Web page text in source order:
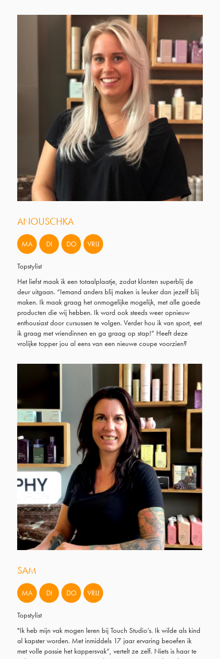
ANOUSCHKA
MA DI DO VRIJ
Topstylist
Het liefst maak ik een totaalplaatje, zodat klanten superblij de
deur uitgaan. “Iemand anders blij maken is leuker dan jezelf blij
maken. Ik maak graag het onmogelijke mogelijk, met alle goede
producten die wij hebben. Ik word ook steeds weer opnieuw
enthousiast door cursussen te volgen. Verder hou ik van sport, eet
ik graag met vriendinnen en ga graag op stap!” Heeft deze
vrolijke topper jou al eens van een nieuwe coupe voorzien?
SAM
MA DI DO VRIJ
Topstylist
"Ik heb mijn vak mogen leren bij Touch Studio’s. Ik wilde als kind
al kapster worden. Met inmiddels 17 jaar ervaring beoefen ik
met volle passie het kappersvak”, vertelt ze zelf. Niets is haar te